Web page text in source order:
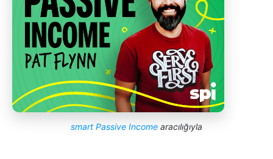
smart Passive Income aracılığıyla